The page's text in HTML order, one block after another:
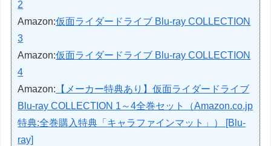
2
Amazon:仮面ライダードライブ Blu-ray COLLECTION
3
Amazon:仮面ライダードライブ Blu-ray COLLECTION
4
Amazon: 【メーカー特典あり】仮面ライダードライブ
Blu-ray COLLECTION 1～4全巻セット（Amazon.co.jp
特典:全巻購入特典「キャラファインマット」） [Blu-
ray]